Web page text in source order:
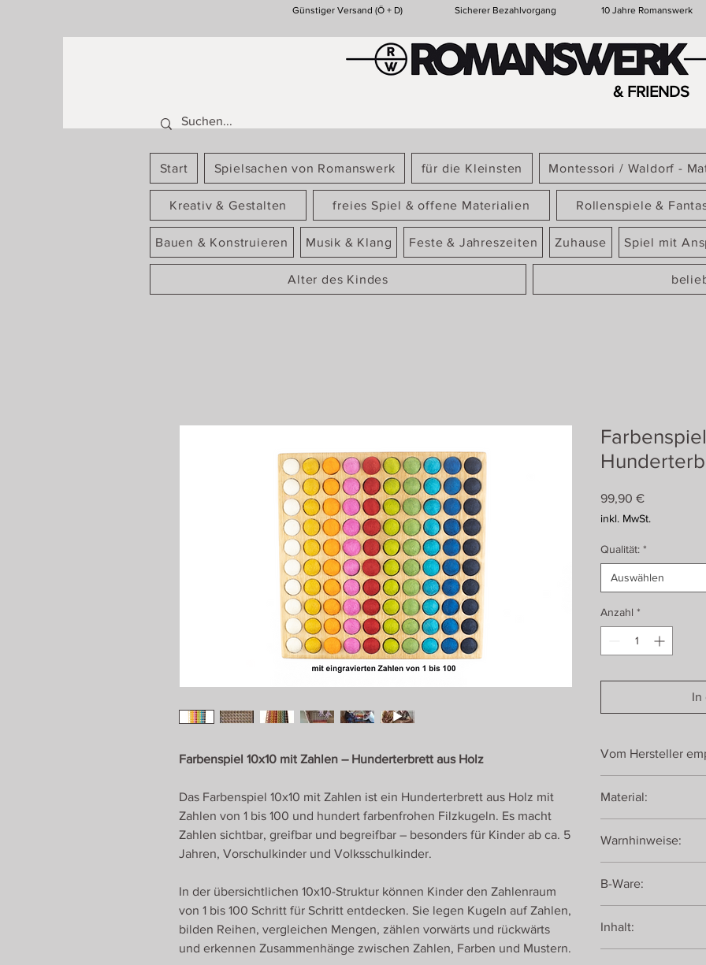
Günstiger Versand (Ö + D) Sicherer Bezahlvorgang 10 Jahre Romanswerk
& FRIENDS
Start Spielsachen von Romanswerk für die Kleinsten Montessori / Waldorf -
Kreativ & Gestalten freies Spiel & offene Materialien Rollenspiele &
Bauen & Konstruieren Musik & Klang Feste & Jahreszeiten Zuhause Spiel mit
Alter des Kindes
Farbenspiel 10x10 mit Zahlen – Hunderterbrett aus Holz
Das Farbenspiel 10x10 mit Zahlen ist ein Hunderterbrett aus Holz mit
Zahlen von 1 bis 100 und hundert farbenfrohen Filzkugeln. Es macht
Zahlen sichtbar, greifbar und begreifbar – besonders für Kinder ab ca. 5
Jahren, Vorschulkinder und Volksschulkinder.
In der übersichtlichen 10x10-Struktur können Kinder den Zahlenraum
von 1 bis 100 Schritt für Schritt entdecken. Sie legen Kugeln auf Zahlen,
bilden Reihen, vergleichen Mengen, zählen vorwärts und rückwärts
und erkennen Zusammenhänge zwischen Zahlen, Farben und Mustern.
99,90 €Preis
inkl. MwSt.
Qualität: *
Auswählen
Anzahl *
In
Vom Hersteller
Material:
Filzkugeln aus
eingelaserte Zahlen
Warnhinweise:
verschluckbarer
bei Feuchtigkeit und
Farbe verändern.
B-Ware:
Dieses Spiel
Variante. Es haben
Inhalt: